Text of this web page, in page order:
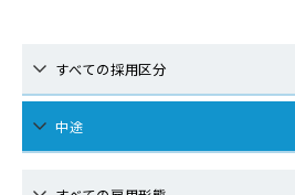
すべての採用区分
中途